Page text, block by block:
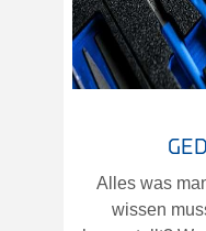
Alles was
wissen